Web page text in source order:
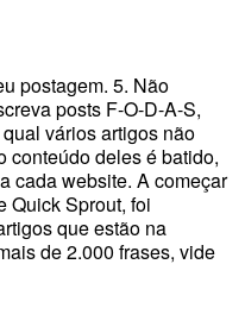
postagem. 5. Não
posts F-O-D-A-S,
vários artigos não
conteúdo deles é batido,
cada website. A começar
Quick Sprout, foi
que estão na
de 2.000 frases, vide